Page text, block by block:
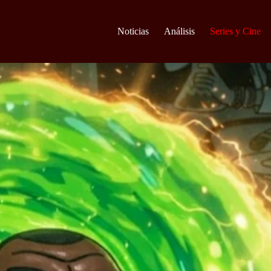
Noticias Análisis Series y Cine